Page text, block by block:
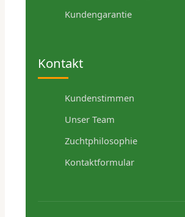
Kundengarantie
Kontakt
Kundenstimmen
Unser Team
Zuchtphilosophie
Kontaktformular